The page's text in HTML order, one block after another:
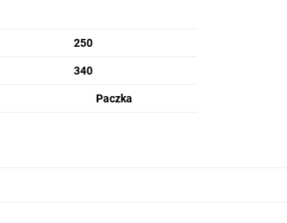
250
340
Paczka